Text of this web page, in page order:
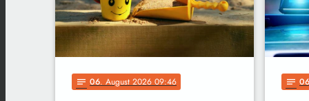
notes 06. August 2026 09:46 notes 06